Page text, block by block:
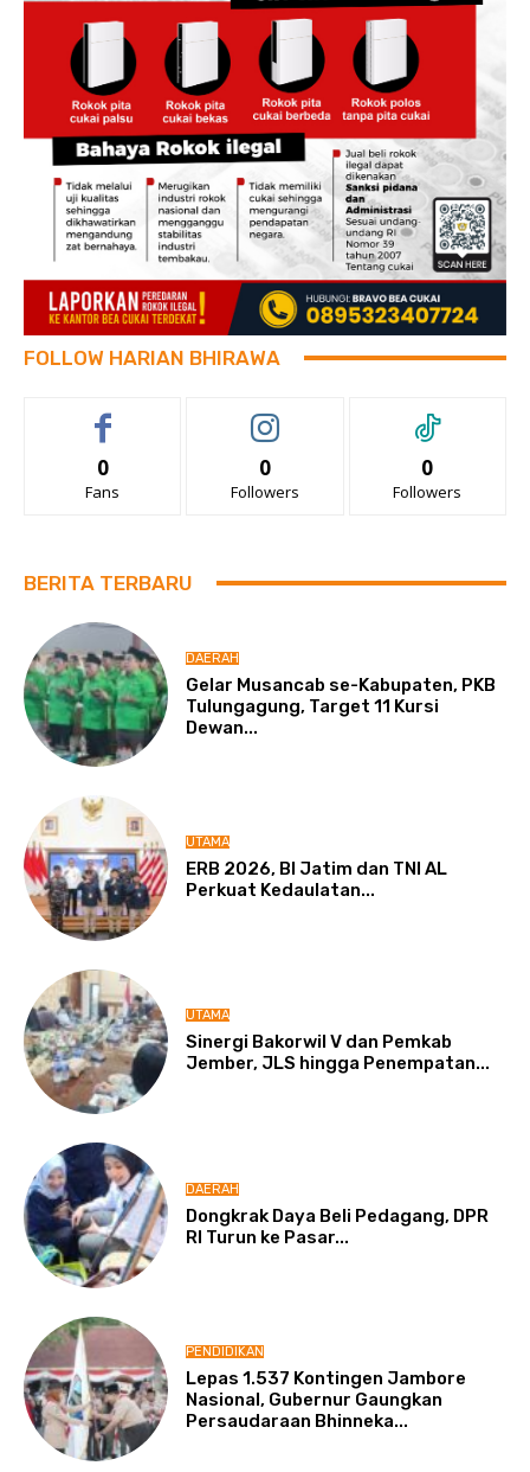
FOLLOW HARIAN BHIRAWA
0
Fans
0
Followers
0
Followers
BERITA TERBARU
DAERAH
Gelar Musancab se-Kabupaten, PKB
Tulungagung, Target 11 Kursi
Dewan...
UTAMA
ERB 2026, BI Jatim dan TNI AL
Perkuat Kedaulatan...
UTAMA
Sinergi Bakorwil V dan Pemkab
Jember, JLS hingga Penempatan...
DAERAH
Dongkrak Daya Beli Pedagang, DPR
RI Turun ke Pasar...
PENDIDIKAN
Lepas 1.537 Kontingen Jambore
Nasional, Gubernur Gaungkan
Persaudaraan Bhinneka...